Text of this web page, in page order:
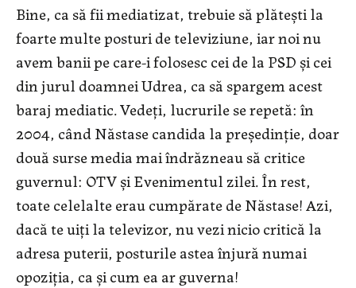
Bine, ca să fii mediatizat, trebuie să plăteşti la
foarte multe posturi de televiziune, iar noi nu
avem banii pe care-i folosesc cei de la PSD şi cei
din jurul doamnei Udrea, ca să spargem acest
baraj mediatic. Vedeţi, lucrurile se repetă: în
2004, când Năstase candida la preşedinţie, doar
două surse media mai îndrăzneau să critice
guvernul: OTV şi Evenimentul zilei. În rest,
toate celelalte erau cumpărate de Năstase! Azi,
dacă te uiţi la televizor, nu vezi nicio critică la
adresa puterii, posturile astea înjură numai
opoziţia, ca şi cum ea ar guverna!